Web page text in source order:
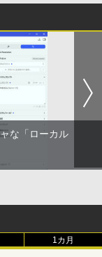
10巻セット
[ 土屋元明 ]
ヤホン V12 小型
最大36時間再生 ぶ
ノイズキャン
Type-C充電 マイク
整 スポーツ/通勤/通
Buds 8 Lite ワイヤ
ノイズキャンセ
レス 500ml ×24本
ミリリットル (Sm
茶 from 爽健美茶 ラ
たり 9巻 (デジタル
ス)
な「ローカル
1カ月